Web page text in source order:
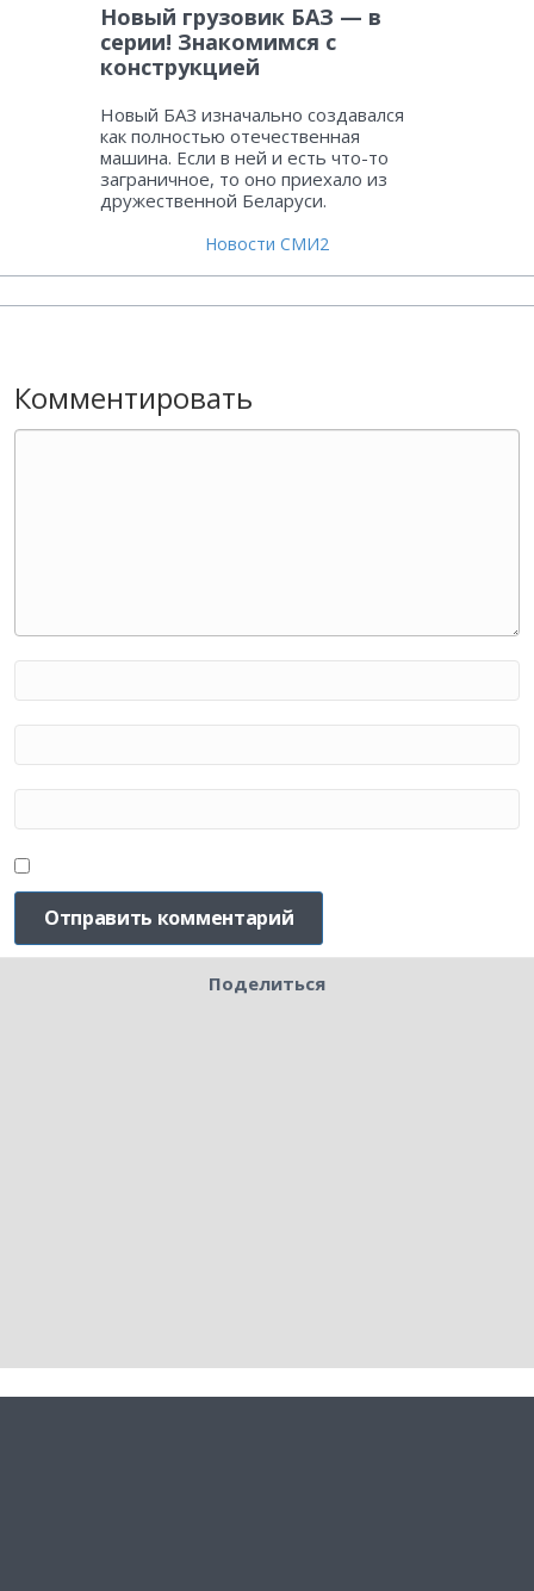
Новый грузовик БАЗ — в
серии! Знакомимся с
конструкцией
Новый БАЗ изначально создавался
как полностью отечественная
машина. Если в ней и есть что-то
заграничное, то оно приехало из
дружественной Беларуси.
Новости СМИ2
Комментировать
Поделиться